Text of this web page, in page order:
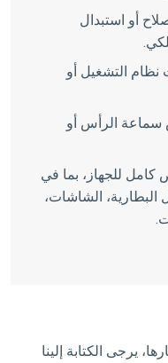
أو استبدال
التشغيل أو
الرأس أو
للجهاز، بما في
البطارية، الشاشات،
يرجى الكتابة إلينا